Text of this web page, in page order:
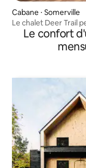
Cabane ⋅ Somerville
Le chalet Deer Trail
Le confort